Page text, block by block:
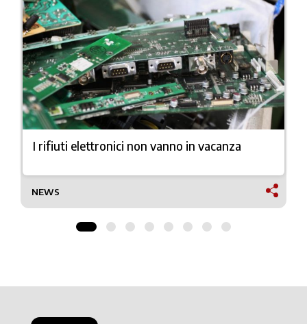
I rifiuti elettronici non vanno in vacanza
NEWS